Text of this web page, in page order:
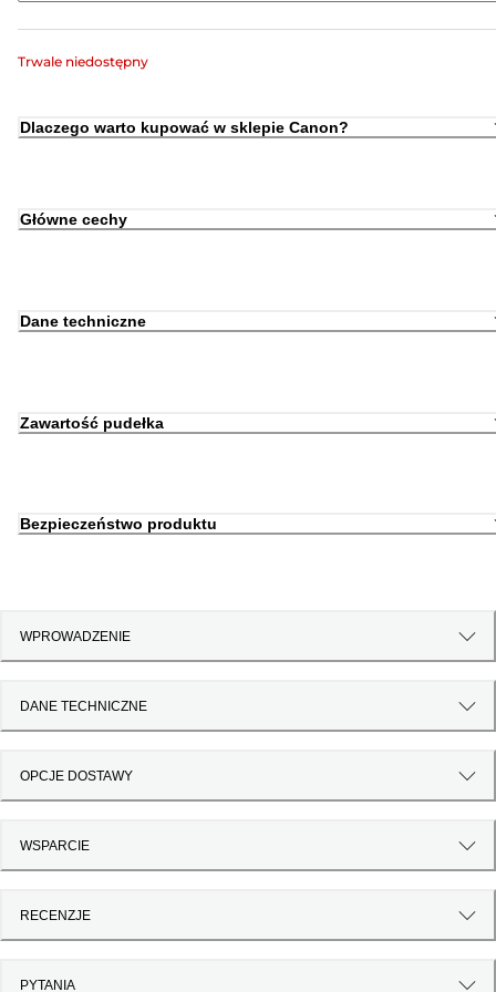
Trwale niedostępny
Dlaczego warto kupować w sklepie Canon?
Główne cechy
Dane techniczne
Zawartość pudełka
Bezpieczeństwo produktu
WPROWADZENIE
DANE TECHNICZNE
OPCJE DOSTAWY
WSPARCIE
RECENZJE
PYTANIA